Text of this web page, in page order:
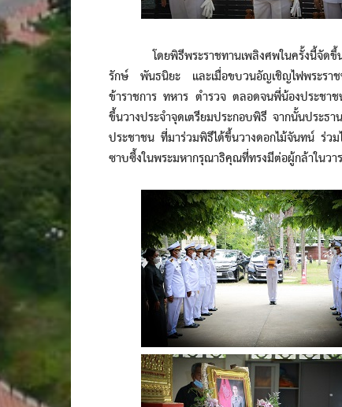
โดยพิธีพระราชทานเพลิงศพในครั้งนี้จัดขึ้นอ
รักษ์ พันธนิยะ และเมื่อขบวนอัญเชิญไฟพระร
ข้าราชการ ทหาร ตำรวจ ตลอดจนพี่น้องประชา
ขึ้นวางประจำจุดเตรียมประกอบพิธี จากนั้นประธ
ประชาชน ที่มาร่วมพิธีได้ขึ้นวางดอกไม้จันทน์ ร่ว
ซาบซึ้งในพระมหากรุณาธิคุณที่ทรงมีต่อผู้กล้าในว